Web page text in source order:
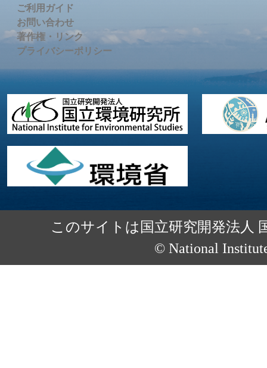
ご利用ガイド
お問い合わせ
著作権・リンク
プライバシーポリシー
このサイトは国立研究開発法人
© National